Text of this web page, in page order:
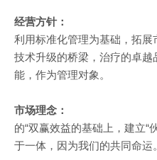
经营方针：
利用标准化管理为基础，拓展
技术升级的桥梁，治疗的卓
能，作为管理对象。
市场理念：
的“双赢效益的基础上，建立“
于一体，因为我们的共同命运。